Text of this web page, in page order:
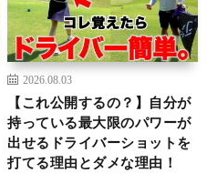
2026.08.03
【これ公開するの？】自分が
持っている最大限のパワーが
出せるドライバーショットを
打てる理由とダメな理由！